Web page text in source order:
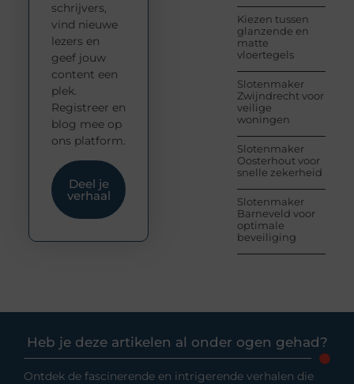
Kiezen tussen
glanzende en
matte
vloertegels
Slotenmaker
Zwijndrecht voor
veilige
woningen
Slotenmaker
Oosterhout voor
snelle zekerheid
Slotenmaker
Barneveld voor
optimale
beveiliging
schrijvers,
vind nieuwe
lezers en
geef jouw
content een
plek.
Registreer en
blog mee op
ons platform.
Deel je
verhaal
Heb je deze artikelen al onder ogen gehad?
Ontdek de fascinerende en intrigerende verhalen die